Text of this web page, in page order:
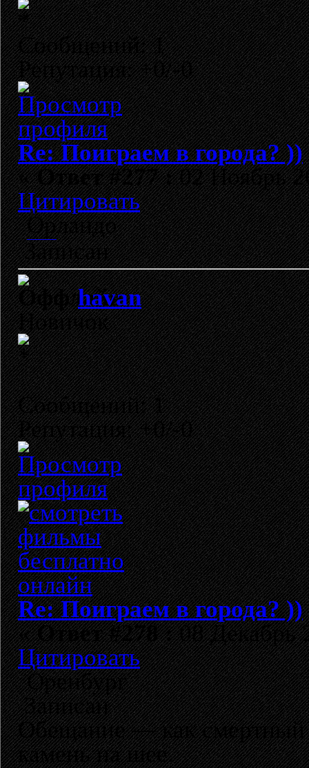
Сообщений: 1
Репутация: +0/-0
Re: Поиграем в города? ))
«Ответ #277 :02 Ноябрь
Цитировать
Орландо
http://appleproblem.ru/contacts/
Записан
havan
Новичок
Сообщений: 1
Репутация: +0/-0
Re: Поиграем в города? ))
«Ответ #278 :08 Декабрь
Цитировать
Оренбург
Записан
Обещание — как смертный
камень на шее.